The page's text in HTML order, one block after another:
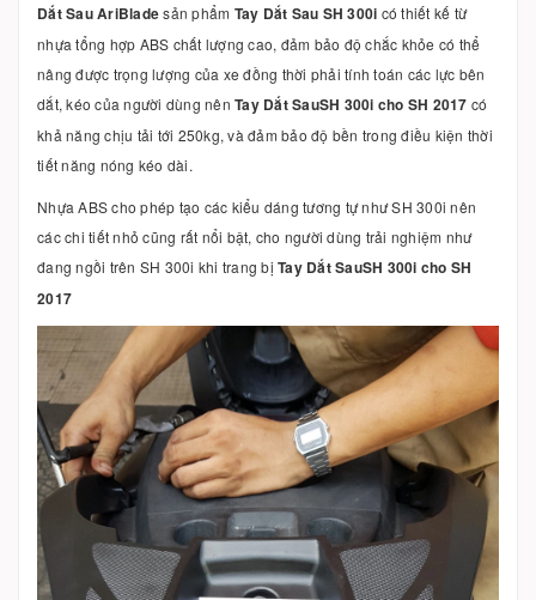
Dắt Sau AriBladesản phẩm Tay Dắt Sau SH 300i có thiết kế từ
nhựa tổng hợp ABS chất lượng cao, đảm bảo độ chắc khỏe có thể
nâng được trọng lượng của xe đồng thời phải tính toán các lực bên
dắt, kéo của người dùng nên Tay Dắt SauSH 300i cho SH 2017 có
khả năng chịu tải tới 250kg, và đảm bảo độ bền trong điều kiện thời
tiết năng nóng kéo dài.
Nhựa ABS cho phép tạo các kiểu dáng tương tự như SH 300i nên
các chi tiết nhỏ cũng rất nổi bật, cho người dùng trải nghiệm như
đang ngồi trên SH 300i khi trang bị Tay Dắt SauSH 300i cho SH
2017